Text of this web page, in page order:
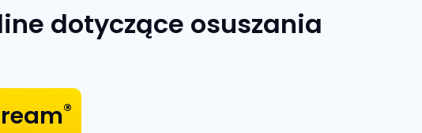
dotyczące osuszania
®